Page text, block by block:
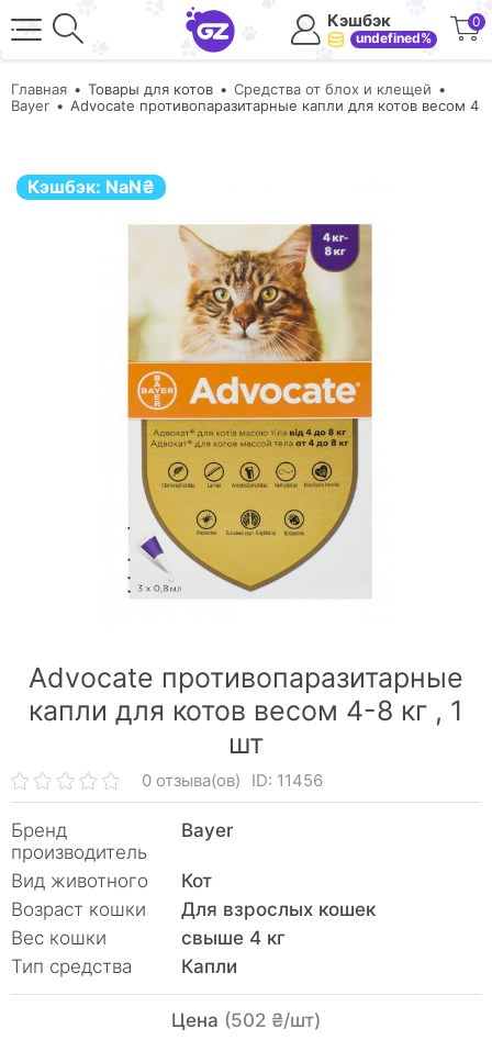
Кэшбэк
undefined%
0
Главная Товары для котов
Средства от блох и клещей
Bayer
Advocate противопаразитарные капли для котов весом 4
Кэшбэк: NaN₴
Advocate противопаразитарные
капли для котов весом 4-8 кг , 1
шт
0 отзыва(ов) ID: 11456
Бренд
производитель
Bayer
Вид животного
Кот
Возраст кошки
Для взрослых кошек
Вес кошки
свыше 4 кг
Тип средства
Капли
Цена (502 ₴/шт)